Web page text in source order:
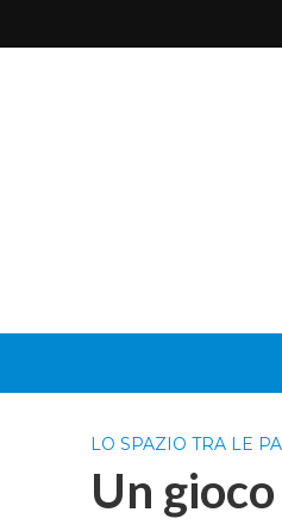
LO SPAZIO TRA LE
Un